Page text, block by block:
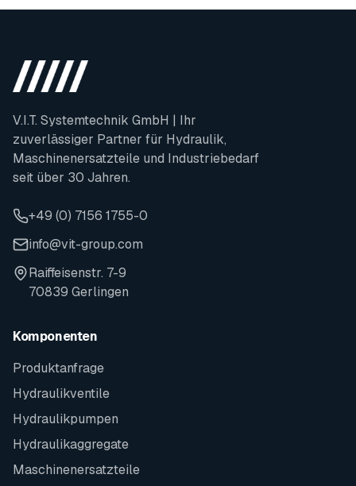
V.I.T. Systemtechnik GmbH | Ihr
zuverlässiger Partner für Hydraulik,
Maschinenersatzteile und Industriebedarf
seit über 30 Jahren.
+49 (0) 7156 1755-0
info@vit-group.com
Raiffeisenstr. 7-9
70839 Gerlingen
Komponenten
Produktanfrage
Hydraulikventile
Hydraulikpumpen
Hydraulikaggregate
Maschinenersatzteile